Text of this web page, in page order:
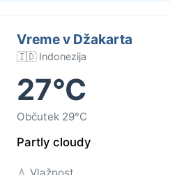
Vreme v Džakarta
🇮🇩 Indonezija
27°C
Občutek 29°C
Partly cloudy
💧 Vlažnost